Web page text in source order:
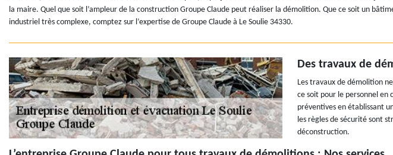
la maire. Quel que soit l’ampleur de la construction Groupe Claude peut réaliser la démolition. Que ce soit un
industriel très complexe, comptez sur l’expertise de Groupe Claude à Le Soulie 34330.
Des travaux de
Les travaux de démolition
ce soit pour le personnel en
préventives en établissant
les règles de sécurité sont
déconstruction.